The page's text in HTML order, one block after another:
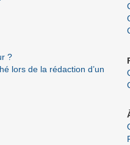
?
lors de la rédaction d’un